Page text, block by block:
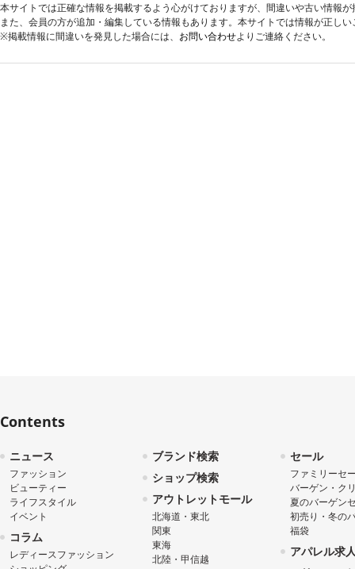
本サイトでは正確な情報を掲載するよう心がけておりますが、間違いや古い情報
また、会員の方が追加・編集している情報もあります。本サイトでは情報が正し
※掲載情報に間違いを発見した場合には、 お問い合わせよりご連絡ください。
Contents
ニュース
ファッション
ビューティー
ライフスタイル
イベント
コラム
レディースファッション
ブランド検索
ショップ検索
アウトレットモール
北海道・東北
関東
東海
北陸・甲信越
セール
ファミリーセ
バーゲン・ク
夏のバーゲン
初売り・冬の
福袋
アパレル求